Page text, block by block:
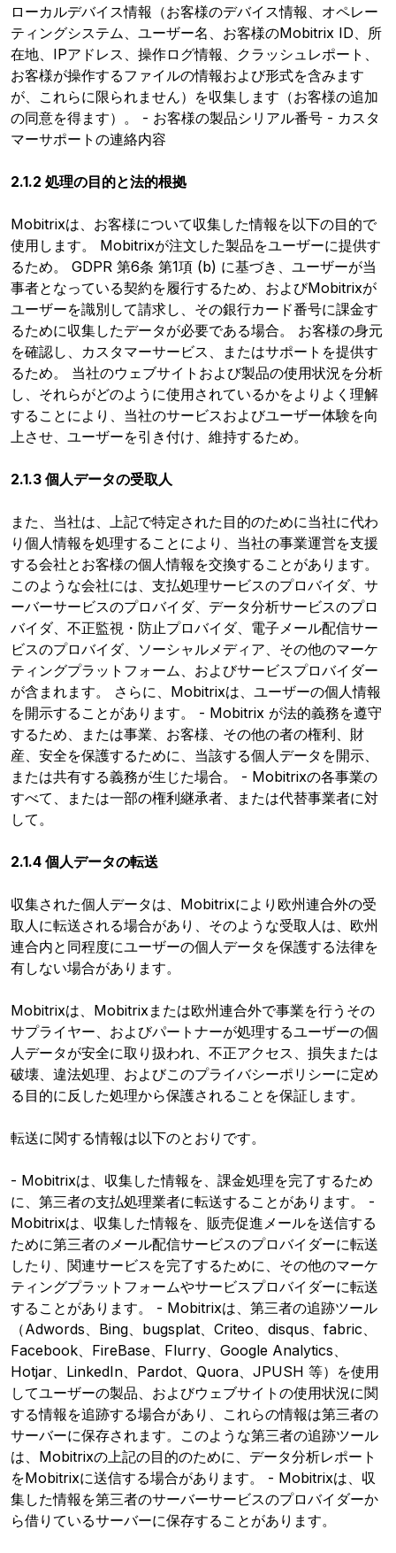
ローカルデバイス情報（お客様のデバイス情報、オペレー
ティングシステム、ユーザー名、お客様のMobitrix ID、所
在地、IPアドレス、操作ログ情報、クラッシュレポート、
お客様が操作するファイルの情報および形式を含みます
が、これらに限られません）を収集します（お客様の追加
の同意を得ます）。 - お客様の製品シリアル番号 - カスタ
マーサポートの連絡内容
2.1.2 処理の目的と法的根拠
Mobitrixは、お客様について収集した情報を以下の目的で
使用します。 Mobitrixが注文した製品をユーザーに提供す
るため。 GDPR 第6条 第1項 (b) に基づき、ユーザーが当
事者となっている契約を履行するため、およびMobitrixが
ユーザーを識別して請求し、その銀行カード番号に課金す
るために収集したデータが必要である場合。 お客様の身元
を確認し、カスタマーサービス、またはサポートを提供す
るため。 当社のウェブサイトおよび製品の使用状況を分析
し、それらがどのように使用されているかをよりよく理解
することにより、当社のサービスおよびユーザー体験を向
上させ、ユーザーを引き付け、維持するため。
2.1.3 個人データの受取人
また、当社は、上記で特定された目的のために当社に代わ
り個人情報を処理することにより、当社の事業運営を支援
する会社とお客様の個人情報を交換することがあります。
このような会社には、支払処理サービスのプロバイダ、サ
ーバーサービスのプロバイダ、データ分析サービスのプロ
バイダ、不正監視・防止プロバイダ、電子メール配信サー
ビスのプロバイダ、ソーシャルメディア、その他のマーケ
ティングプラットフォーム、およびサービスプロバイダー
が含まれます。 さらに、Mobitrixは、ユーザーの個人情報
を開示することがあります。 - Mobitrix が法的義務を遵守
するため、または事業、お客様、その他の者の権利、財
産、安全を保護するために、当該する個人データを開示、
または共有する義務が生じた場合。 - Mobitrixの各事業の
すべて、または一部の権利継承者、または代替事業者に対
して。
2.1.4 個人データの転送
収集された個人データは、Mobitrixにより欧州連合外の受
取人に転送される場合があり、そのような受取人は、欧州
連合内と同程度にユーザーの個人データを保護する法律を
有しない場合があります。
Mobitrixは、Mobitrixまたは欧州連合外で事業を行うその
サプライヤー、およびパートナーが処理するユーザーの個
人データが安全に取り扱われ、不正アクセス、損失または
破壊、違法処理、およびこのプライバシーポリシーに定め
る目的に反した処理から保護されることを保証します。
転送に関する情報は以下のとおりです。
- Mobitrixは、収集した情報を、課金処理を完了するため
に、第三者の支払処理業者に転送することがあります。 -
Mobitrixは、収集した情報を、販売促進メールを送信する
ために第三者のメール配信サービスのプロバイダーに転送
したり、関連サービスを完了するために、その他のマーケ
ティングプラットフォームやサービスプロバイダーに転送
することがあります。 - Mobitrixは、第三者の追跡ツール
（Adwords、Bing、bugsplat、Criteo、disqus、fabric、
Facebook、FireBase、Flurry、Google Analytics、
Hotjar、LinkedIn、Pardot、Quora、JPUSH 等）を使用
してユーザーの製品、およびウェブサイトの使用状況に関
する情報を追跡する場合があり、これらの情報は第三者の
サーバーに保存されます。このような第三者の追跡ツール
は、Mobitrixの上記の目的のために、データ分析レポート
をMobitrixに送信する場合があります。 - Mobitrixは、収
集した情報を第三者のサーバーサービスのプロバイダーか
ら借りているサーバーに保存することがあります。